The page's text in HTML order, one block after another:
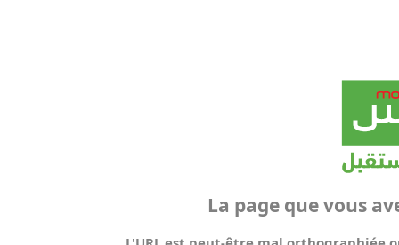
La page que vous